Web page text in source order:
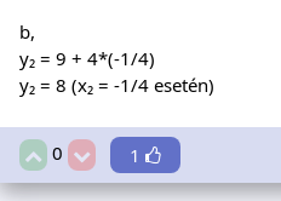
b,
y₂ = 9 + 4*(-1/4)
y₂ = 8 (x₂ = -1/4 esetén)
0 1